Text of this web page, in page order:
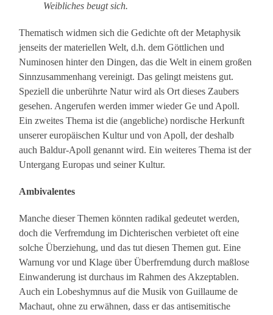
Weibliches beugt sich.
Thematisch widmen sich die Gedichte oft der Metaphysik
jenseits der materiellen Welt, d.h. dem Göttlichen und
Numinosen hinter den Dingen, das die Welt in einem großen
Sinnzusammenhang vereinigt. Das gelingt meistens gut.
Speziell die unberührte Natur wird als Ort dieses Zaubers
gesehen. Angerufen werden immer wieder Ge und Apoll.
Ein zweites Thema ist die (angebliche) nordische Herkunft
unserer europäischen Kultur und von Apoll, der deshalb
auch Baldur-Apoll genannt wird. Ein weiteres Thema ist der
Untergang Europas und seiner Kultur.
Ambivalentes
Manche dieser Themen könnten radikal gedeutet werden,
doch die Verfremdung im Dichterischen verbietet oft eine
solche Überziehung, und das tut diesen Themen gut. Eine
Warnung vor und Klage über Überfremdung durch maßlose
Einwanderung ist durchaus im Rahmen des Akzeptablen.
Auch ein Lobeshymnus auf die Musik von Guillaume de
Machaut, ohne zu erwähnen, dass er das antisemitische